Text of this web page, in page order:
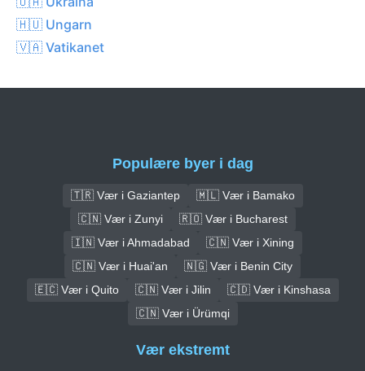
🇭🇺 Ungarn
🇻🇦 Vatikanet
Populære byer i dag
🇹🇷 Vær i Gaziantep
🇲🇱 Vær i Bamako
🇨🇳 Vær i Zunyi
🇷🇴 Vær i Bucharest
🇮🇳 Vær i Ahmadabad
🇨🇳 Vær i Xining
🇨🇳 Vær i Huai'an
🇳🇬 Vær i Benin City
🇪🇨 Vær i Quito
🇨🇳 Vær i Jilin
🇨🇩 Vær i Kinshasa
🇨🇳 Vær i Ürümqi
Vær ekstremt